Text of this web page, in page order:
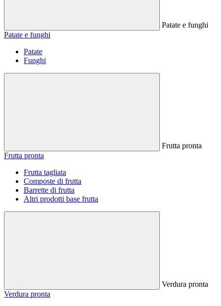
Patate e funghi
Patate e funghi
Patate
Funghi
Frutta pronta
Frutta pronta
Frutta tagliata
Composte di frutta
Barrette di frutta
Altri prodotti base frutta
Verdura pronta
Verdura pronta